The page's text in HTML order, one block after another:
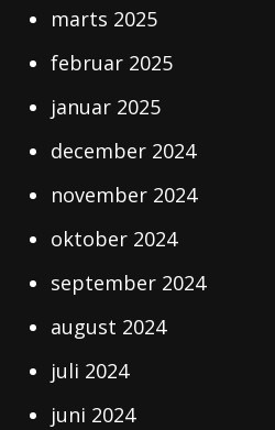
marts 2025
februar 2025
januar 2025
december 2024
november 2024
oktober 2024
september 2024
august 2024
juli 2024
juni 2024